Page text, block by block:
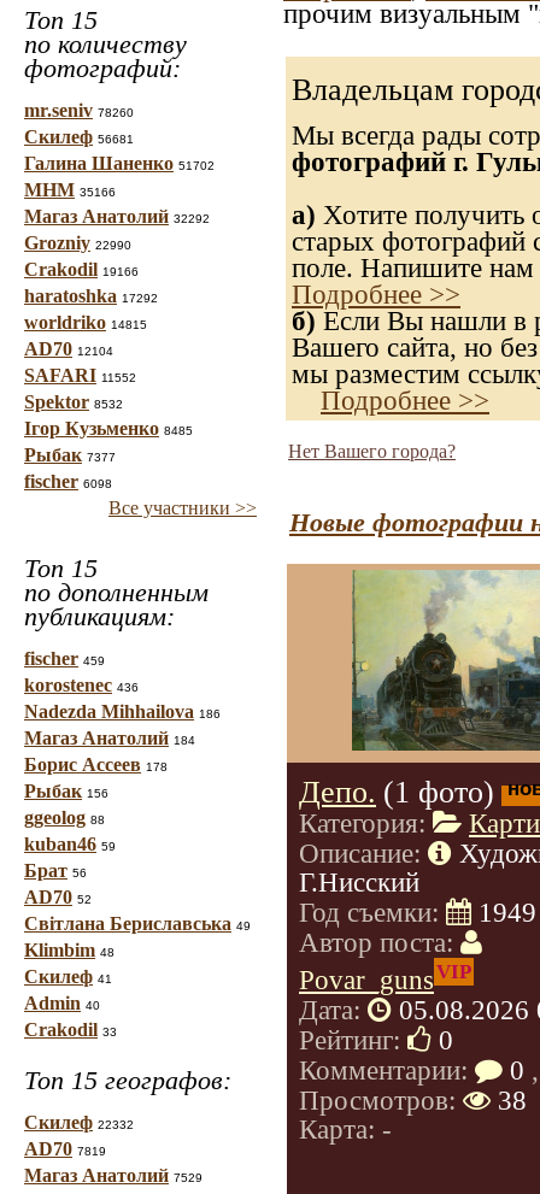
Топ 15
по количеству
фотографий:
mr.seniv 78260
Скилеф 56681
Галина Шаненко 51702
МНМ 35166
Магаз Анатолий 32292
Grozniy 22990
Crakodil 19166
haratoshka 17292
worldriko 14815
AD70 12104
SAFARI 11552
Spektor 8532
Ігор Кузьменко 8485
Рыбак 7377
fischer 6098
Все участники >>
Топ 15
по дополненным
публикациям:
fischer 459
korostenec 436
Nadezda Mihhailova 186
Магаз Анатолий 184
Борис Ассеев 178
Рыбак 156
ggeolog 88
kuban46 59
Брат 56
AD70 52
Світлана Бериславська 49
Klimbim 48
Скилеф 41
Admin 40
Crakodil 33
Топ 15 географов:
Скилеф 22332
AD70 7819
Магаз Анатолий 7529
прочим визуальным
Владельцам
Мы всегда рады
фотографий г.
а) Хотите получить
старых фотографий
поле. Напишите нам
Подробнее >>
б) Если Вы нашли в
Вашего сайта, но
мы разместим
Подробнее >>
Нет Вашего города?
Новые фотографии
Депо. (1 фото)
Категория:
Описание:
Г.Нисский
Год съемки:
1949
Автор поста:
Povar_gunsVIP
Дата:
05.08.2026
Рейтинг:
0
Комментарии:
0 ,
Просмотров:
38
Карта: -